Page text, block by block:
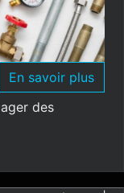
En savoir plus
des